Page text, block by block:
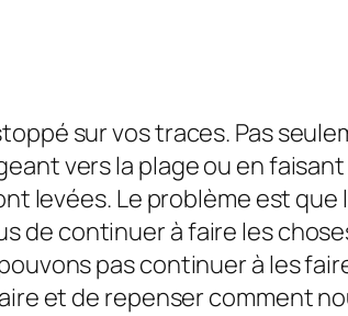
sur vos traces. Pas
vers la plage ou en
levées. Le problème est que
de continuer à faire les
pas continuer à les
et de repenser comment